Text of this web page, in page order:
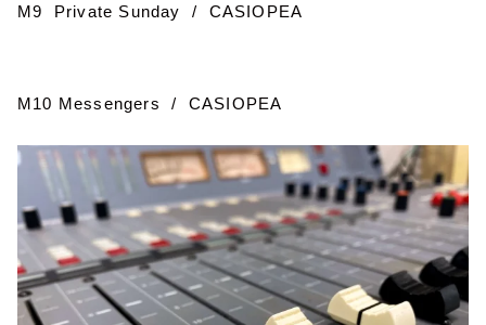
M9 Private Sunday / CASIOPEA
M10 Messengers / CASIOPEA